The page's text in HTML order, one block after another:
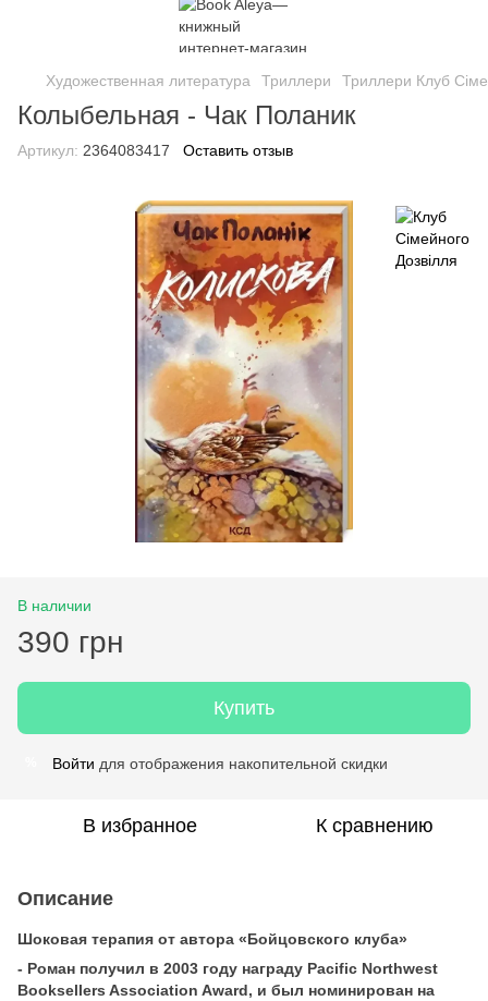
Художественная литература Триллери Триллери Клуб
Колыбельная - Чак Поланик
Артикул: 2364083417 Оставить отзыв
В наличии
390 грн
Купить
Войти для отображения накопительной скидки
В избранное К сравнению
Описание
Шоковая терапия от автора «Бойцовского клуба»
- Роман получил в 2003 году награду Pacific Northwest
Booksellers Association Award, и был номинирован на